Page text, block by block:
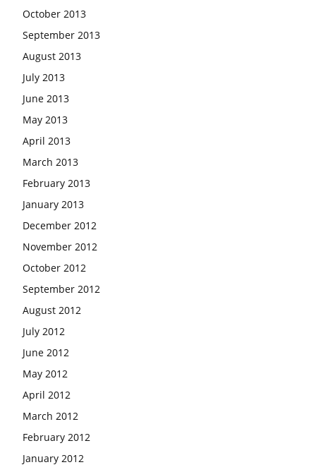
October 2013
September 2013
August 2013
July 2013
June 2013
May 2013
April 2013
March 2013
February 2013
January 2013
December 2012
November 2012
October 2012
September 2012
August 2012
July 2012
June 2012
May 2012
April 2012
March 2012
February 2012
January 2012